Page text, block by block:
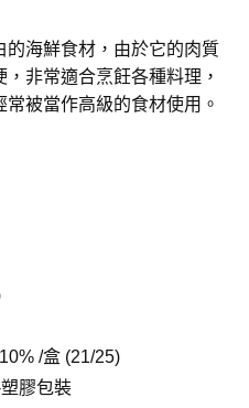
海鮮食材，由於它的肉質
非常適合烹飪各種料理，
被當作高級的食材使用。
/盒 (21/25)
膠包裝